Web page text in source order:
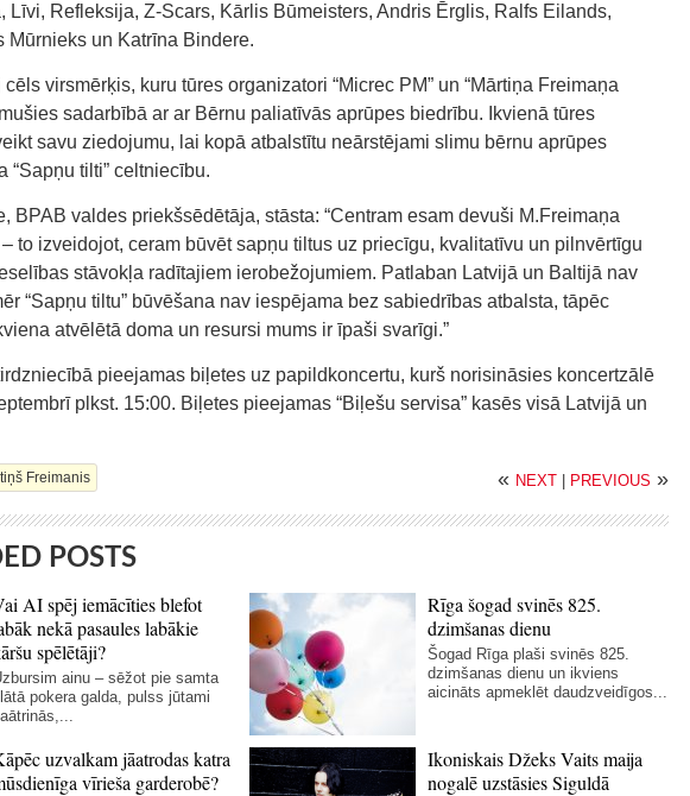
Līvi, Refleksija, Z-Scars, Kārlis Būmeisters, Andris Ērglis, Ralfs Eilands,
Mūrnieks un Katrīna Bindere.
virsmērķis, kuru tūres organizatori “Micrec PM” un “Mārtiņa Freimaņa
sadarbībā ar ar Bērnu paliatīvās aprūpes biedrību. Ikvienā tūres
savu ziedojumu, lai kopā atbalstītu neārstējami slimu bērnu aprūpes
“Sapņu tilti” celtniecību.
BPAB valdes priekšsēdētāja, stāsta: “Centram esam devuši M.Freimaņa
to izveidojot, ceram būvēt sapņu tiltus uz priecīgu, kvalitatīvu un pilnvērtīgu
stāvokļa radītajiem ierobežojumiem. Patlaban Latvijā un Baltijā nav
“Sapņu tiltu” būvēšana nav iespējama bez sabiedrības atbalsta, tāpēc
atvēlētā doma un resursi mums ir īpaši svarīgi.”
pieejamas biļetes uz papildkoncertu, kurš norisināsies koncertzālē
plkst. 15:00. Biļetes pieejamas “Biļešu servisa” kasēs visā Latvijā un
Freimanis « NEXT PREVIOUS »
POSTS
AI spēj iemācīties blefot
nekā pasaules labākie
spēlētāji?
ainu – sēžot pie samta
pokera galda, pulss jūtami
Rīga šogad svinēs 825.
dzimšanas dienu
Šogad Rīga plaši svinēs 825.
dzimšanas dienu un ikviens
aicināts apmeklēt daudzveidīgos...
uzvalkam jāatrodas katra
vīrieša garderobē?
Ikoniskais Džeks Vaits maija
nogalē uzstāsies Siguldā